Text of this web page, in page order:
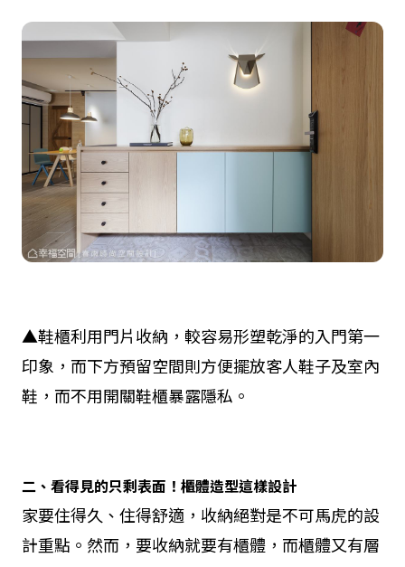
▲鞋櫃利用門片收納，較容易形塑乾淨的入門第一
印象，而下方預留空間則方便擺放客人鞋子及室內
鞋，而不用開關鞋櫃暴露隱私。
二、看得見的只剩表面！櫃體造型這樣設計
家要住得久、住得舒適，收納絕對是不可馬虎的設
計重點。然而，要收納就要有櫃體，而櫃體又有層